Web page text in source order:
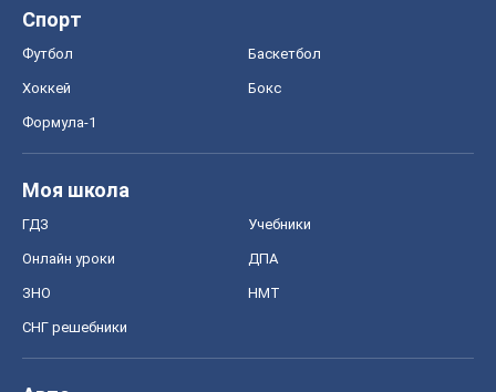
Спорт
Футбол Баскетбол
Хоккей Бокс
Формула-1
Моя школа
ГДЗ Учебники
Онлайн уроки ДПА
ЗНО НМТ
СНГ решебники